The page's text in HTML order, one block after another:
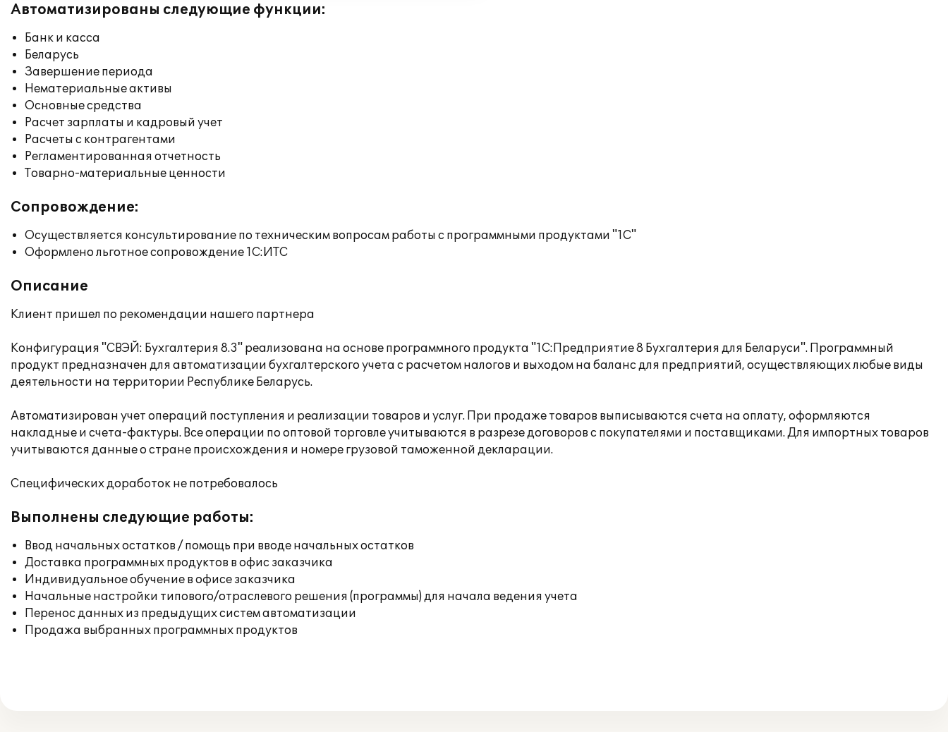
Автоматизированы следующие функции:
Банк и касса
Беларусь
Завершение периода
Нематериальные активы
Основные средства
Расчет зарплаты и кадровый учет
Расчеты с контрагентами
Регламентированная отчетность
Товарно-материальные ценности
Сопровождение:
Осуществляется консультирование по техническим вопросам работы с программными продуктами "1С"
Оформлено льготное сопровождение 1С:ИТС
Описание
Клиент пришел по рекомендации нашего партнера
Конфигурация "СВЭЙ: Бухгалтерия 8.3" реализована на основе программного продукта "1С:Предприятие 8 Бухгалтерия для Беларуси". Программный
продукт предназначен для автоматизации бухгалтерского учета с расчетом налогов и выходом на баланс для предприятий, осуществляющих любые виды
деятельности на территории Республике Беларусь.
Автоматизирован учет операций поступления и реализации товаров и услуг. При продаже товаров выписываются счета на оплату, оформляются
накладные и счета-фактуры. Все операции по оптовой торговле учитываются в разрезе договоров с покупателями и поставщиками. Для импортных товаров
учитываются данные о стране происхождения и номере грузовой таможенной декларации.
Специфических доработок не потребовалось
Выполнены следующие работы:
Ввод начальных остатков / помощь при вводе начальных остатков
Доставка программных продуктов в офис заказчика
Индивидуальное обучение в офисе заказчика
Начальные настройки типового/отраслевого решения (программы) для начала ведения учета
Перенос данных из предыдущих систем автоматизации
Продажа выбранных программных продуктов